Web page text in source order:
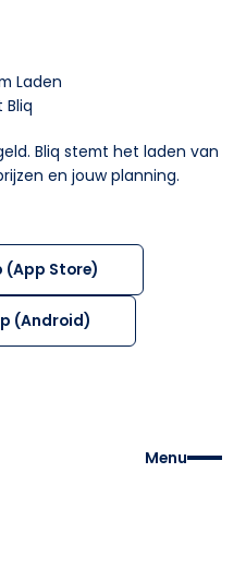
Laden
Bliq
Bliq stemt het laden van
en jouw planning.
(App Store)
(Android)
Menu